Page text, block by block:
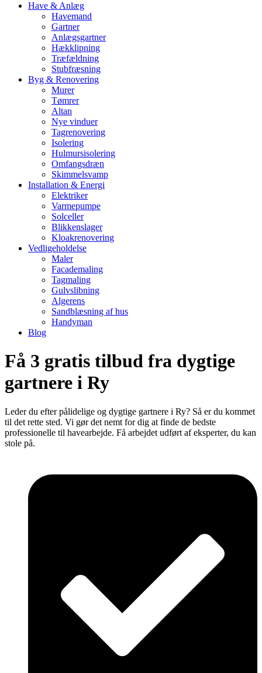
Have & Anlæg
Havemand
Gartner
Anlægsgartner
Hækklipning
Træfældning
Stubfræsning
Byg & Renovering
Murer
Tømrer
Altan
Nye vinduer
Tagrenovering
Isolering
Hulmursisolering
Omfangsdræn
Skimmelsvamp
Installation & Energi
Elektriker
Varmepumpe
Solceller
Blikkenslager
Kloakrenovering
Vedligeholdelse
Maler
Facademaling
Tagmaling
Gulvslibning
Algerens
Sandblæsning af hus
Handyman
Blog
Få 3 gratis tilbud fra dygtige
gartnere i Ry
Leder du efter pålidelige og dygtige gartnere i Ry? Så er du kommet
til det rette sted. Vi gør det nemt for dig at finde de bedste
professionelle til havearbejde. Få arbejdet udført af eksperter, du kan
stole på.